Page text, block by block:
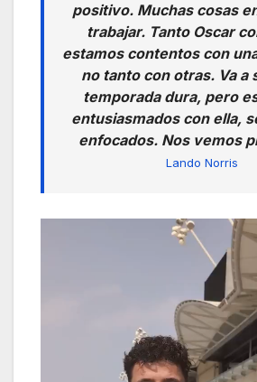
positivo. Muchas cosas
trabajar. Tanto Oscar
estamos contentos con
no tanto con otras. Va a
temporada dura, pero
entusiasmados con ella,
enfocados. Nos vemos
Lando Norris